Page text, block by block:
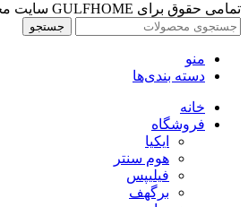
تمامی حقوق برای GULFHOME سایت محفوظ است.
جستجو
منو
دسته بندی‌ها
خانه
فروشگاه
ایکیا
هوم سنتر
فیلیپس
برگهف